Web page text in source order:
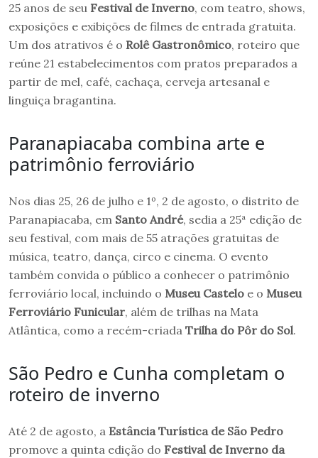
25 anos de seu Festival de Inverno, com teatro, shows,
exposições e exibições de filmes de entrada gratuita.
Um dos atrativos é o Rolê Gastronômico, roteiro que
reúne 21 estabelecimentos com pratos preparados a
partir de mel, café, cachaça, cerveja artesanal e
linguiça bragantina.
Paranapiacaba combina arte e
patrimônio ferroviário
Nos dias 25, 26 de julho e 1º, 2 de agosto, o distrito de
Paranapiacaba, em Santo André, sedia a 25ª edição de
seu festival, com mais de 55 atrações gratuitas de
música, teatro, dança, circo e cinema. O evento
também convida o público a conhecer o patrimônio
ferroviário local, incluindo o Museu Castelo e o Museu
Ferroviário Funicular, além de trilhas na Mata
Atlântica, como a recém-criada Trilha do Pôr do Sol.
São Pedro e Cunha completam o
roteiro de inverno
Até 2 de agosto, a Estância Turística de São Pedro
promove a quinta edição do Festival de Inverno da